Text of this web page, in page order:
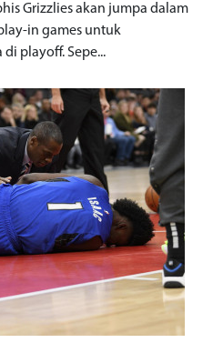
Grizzlies akan jumpa dalam
in games untuk
playoff. Sepe...